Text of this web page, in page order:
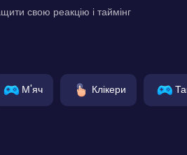
свою реакцію і таймінг
М'яч Клікери